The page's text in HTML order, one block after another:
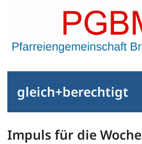
gleich+berechtigt
Impuls für die Woche